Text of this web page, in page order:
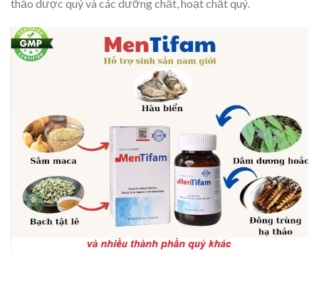
thảo dược quý và các dưỡng chất, hoạt chất quý.